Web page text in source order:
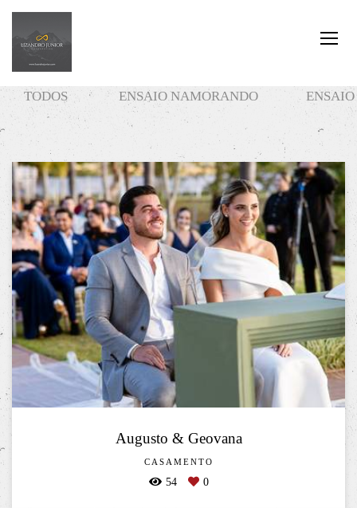
TODOS ENSAIO NAMORANDO
Augusto & Geovana
CASAMENTO
54 0